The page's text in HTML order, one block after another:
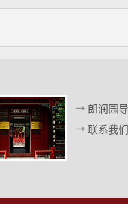
朗润园
联系我们